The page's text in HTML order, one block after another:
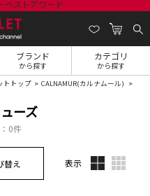
ブランド
から探す
カテゴリ
から探す
トトップ CALNAMUR(カルナムール)
ーズ
0件
替え 表示